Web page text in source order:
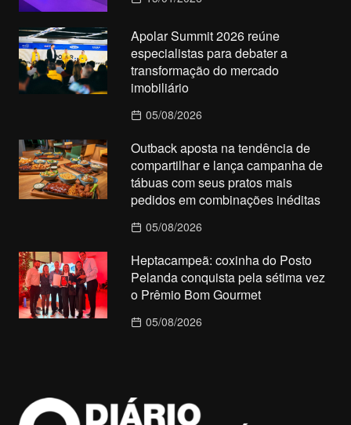
Apolar Summit 2026 reúne
especialistas para debater a
transformação do mercado
imobiliário
05/08/2026
Outback aposta na tendência de
compartilhar e lança campanha de
tábuas com seus pratos mais
pedidos em combinações inéditas
05/08/2026
Heptacampeã: coxinha do Posto
Pelanda conquista pela sétima vez
o Prêmio Bom Gourmet
05/08/2026